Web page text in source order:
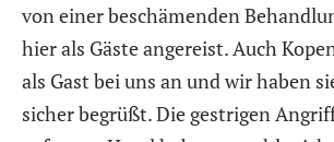
von einer beschämenden
hier als Gäste angereist. Auch
als Gast bei uns an und wir haben
sicher begrüßt. Die gestrigen